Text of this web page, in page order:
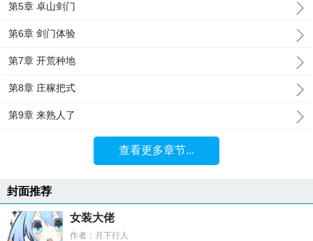
第5章 卓山剑门
第6章 剑门体验
第7章 开荒种地
第8章 庄稼把式
第9章 来熟人了
查看更多章节...
封面推荐
女装大佬
作者：月下行人